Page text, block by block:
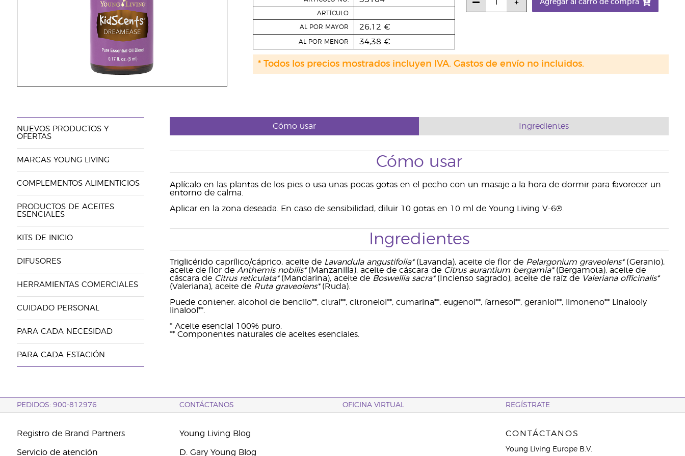
ARTÍCULO
AL POR MAYOR 26,12 €
AL POR MENOR 34,38 €
Agregar al carro de compra
* Todos los precios mostrados incluyen IVA. Gastos de envío no incluidos.
NUEVOS PRODUCTOS Y
OFERTAS
MARCAS YOUNG LIVING
COMPLEMENTOS ALIMENTICIOS
PRODUCTOS DE ACEITES
ESENCIALES
KITS DE INICIO
DIFUSORES
HERRAMIENTAS COMERCIALES
CUIDADO PERSONAL
PARA CADA NECESIDAD
PARA CADA ESTACIÓN
Cómo usar Ingredientes
Cómo usar
Aplícalo en las plantas de los pies o usa unas pocas gotas en el pecho con un masaje a la hora de dormir para favorecer un
entorno de calma.
Aplicar en la zona deseada. En caso de sensibilidad, diluir 10 gotas en 10 ml de Young Living V-6®.
Ingredientes
Triglicérido caprílico/cáprico, aceite de Lavandula angustifolia*(Lavanda), aceite de flor de Pelargonium graveolens*(Geranio),
aceite de flor de Anthemis nobilis*(Manzanilla), aceite de cáscara de Citrus aurantium bergamia*(Bergamota), aceite de
cáscara de Citrus reticulata*(Mandarina), aceite de Boswellia sacra*(Incienso sagrado), aceite de raíz de Valeriana officinalis*
(Valeriana), aceite de Ruta graveolens*(Ruda).
Puede contener: alcohol de bencilo**, citral**, citronelol**, cumarina**, eugenol**, farnesol**, geraniol**, limoneno** Linalooly
linalool**.
* Aceite esencial 100% puro.
** Componentes naturales de aceites esenciales.
PEDIDOS: 900-812976 CONTÁCTANOS OFICINA VIRTUAL REGÍSTRATE
Registro de Brand Partners
Servicio de atención
Young Living Blog
D. Gary Young Blog
CONTÁCTANOS
Young Living Europe B.V.